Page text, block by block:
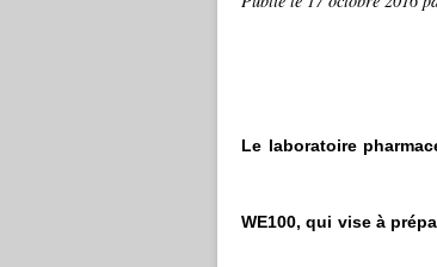
Le laboratoire
WE100, qui vise à